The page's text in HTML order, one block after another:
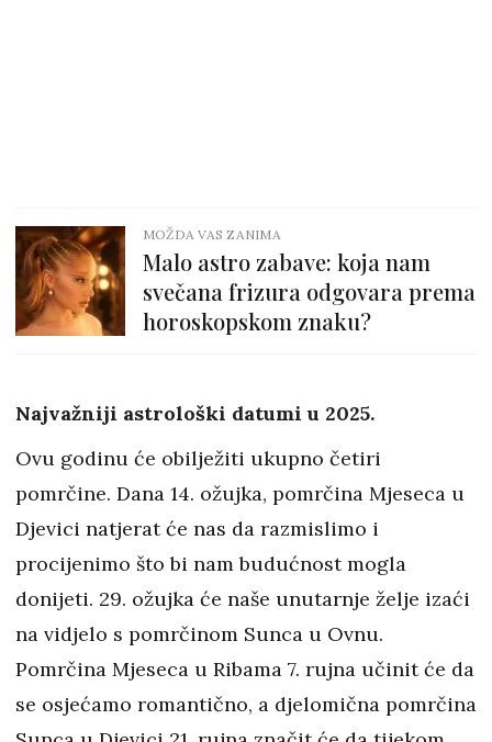
MOŽDA VAS ZANIMA
Malo astro zabave: koja nam
svečana frizura odgovara prema
horoskopskom znaku?
Najvažniji astrološki datumi u 2025.
Ovu godinu će obilježiti ukupno četiri
pomrčine. Dana 14. ožujka, pomrčina Mjeseca u
Djevici natjerat će nas da razmislimo i
procijenimo što bi nam budućnost mogla
donijeti. 29. ožujka će naše unutarnje želje izaći
na vidjelo s pomrčinom Sunca u Ovnu.
Pomrčina Mjeseca u Ribama 7. rujna učinit će da
se osjećamo romantično, a djelomična pomrčina